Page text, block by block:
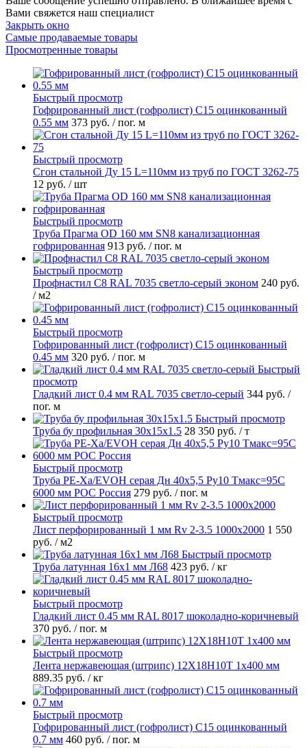
Вами свяжется наш специалист
Закрыть окно
Самые продаваемые товары
Просмотренные товары
Быстрый просмотр
Гофрированный лист (гофролист) С15 оцинкованный
0.55 мм 373 руб. / пог. м
Быстрый просмотр
Сгон стальной Ду 15 L=110мм из труб по ГОСТ 3262-75
12 руб. / шт
Быстрый просмотр
Труба Прагма OD 160 мм SN8 канализационная
гофрированная 913 руб. / пог. м
Быстрый просмотр
Профнастил С8 RAL 7035 светло-серый эконом 240 руб.
/ м2
Быстрый просмотр
Гофрированный лист (гофролист) С15 оцинкованный
0.45 мм 320 руб. / пог. м
Быстрый
просмотр
Гладкий лист 0.4 мм RAL 7035 светло-серый 344 руб. /
пог. м
Быстрый просмотр
Труба бу профильная 30х15х1.5 28 350 руб. / т
Быстрый просмотр
Труба PE-Xa/EVOH серая Дн 40х5,5 Ру10 Тмакс=95C
6000 мм РОС Россия 279 руб. / пог. м
Быстрый просмотр
Лист перфорированный 1 мм Rv 2-3.5 1000х2000 1 550
руб. / м2
Быстрый просмотр
Труба латунная 16х1 мм Л68 423 руб. / кг
Быстрый просмотр
Гладкий лист 0.45 мм RAL 8017 шоколадно-коричневый
370 руб. / пог. м
Быстрый просмотр
Лента нержавеющая (штрипс) 12Х18Н10Т 1х400 мм
889.35 руб. / кг
Быстрый просмотр
Гофрированный лист (гофролист) С15 оцинкованный
0.7 мм 460 руб. / пог. м